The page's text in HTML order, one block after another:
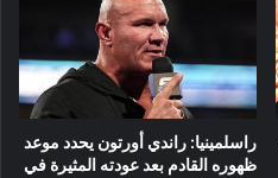
راسلمينيا: راندي أورتون يحدد موعد
ظهوره القادم بعد عودته المثيرة في